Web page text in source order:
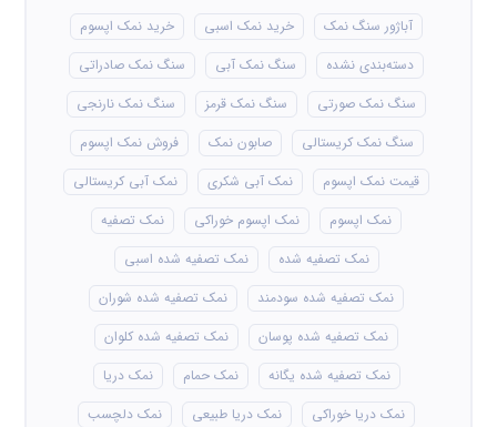
آباژور سنگ نمک خرید نمک اسبی
خرید نمک اپسوم
دسته‌بندی نشده
سنگ نمک آبی
سنگ نمک صادراتی
سنگ نمک صورتی
سنگ نمک قرمز
سنگ نمک نارنجی
سنگ نمک کریستالی
صابون نمک
فروش نمک اپسوم
قیمت نمک اپسوم
نمک آبی شکری
نمک آبی کریستالی
نمک اپسوم
نمک اپسوم خوراکی
نمک تصفیه
نمک تصفیه شده
نمک تصفیه شده اسبی
نمک تصفیه شده سودمند
نمک تصفیه شده شوران
نمک تصفیه شده پوسان
نمک تصفیه شده کلوان
نمک تصفیه شده یگانه
نمک حمام
نمک دریا
نمک دریا خوراکی
نمک دریا طبیعی
نمک دلچسب